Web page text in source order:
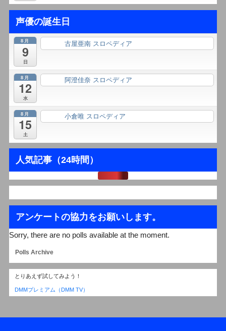
声優の誕生日
8月
9
日
古屋亜南 スロペディア
8月
12
水
阿澄佳奈 スロペディア
8月
15
土
小倉唯 スロペディア
人気記事（24時間）
アンケートの協力をお願いします。
Sorry, there are no polls available at the moment.
Polls Archive
とりあえず試してみよう！
DMMプレミアム（DMM TV）